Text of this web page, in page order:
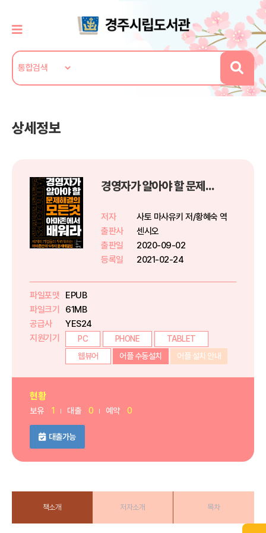
상세정보
경영자가 알아야 할 문제해결의 모든것 아마존에서 배워라
저자
사토 마사유키 저/황혜숙 역
출판사
센시오
출판일
2020-09-02
등록일
2021-02-24
파일포맷
EPUB
파일크기
61MB
공급사
YES24
지원기기
PC PHONE
TABLET
웹뷰어
어플 수동설치 어플 설치 안내
현황
보유 1 대출 0 예약 0
대출가능
책소개 저자소개 목차